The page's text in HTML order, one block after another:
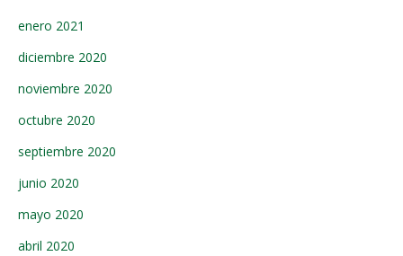
enero 2021
diciembre 2020
noviembre 2020
octubre 2020
septiembre 2020
junio 2020
mayo 2020
abril 2020